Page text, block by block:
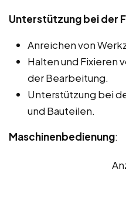
Unterstützung bei der
Anreichen von
Halten und Fixieren
der Bearbeitung.
Unterstützung bei
und Bauteilen.
Maschinenbedienung: